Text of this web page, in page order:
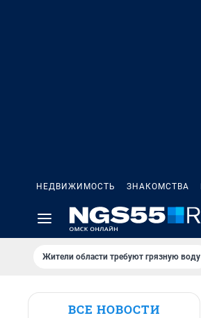
НЕДВИЖИМОСТЬ ЗНАКОМСТВА
Жители области требуют грязную воду
ВСЕ НОВОСТИ